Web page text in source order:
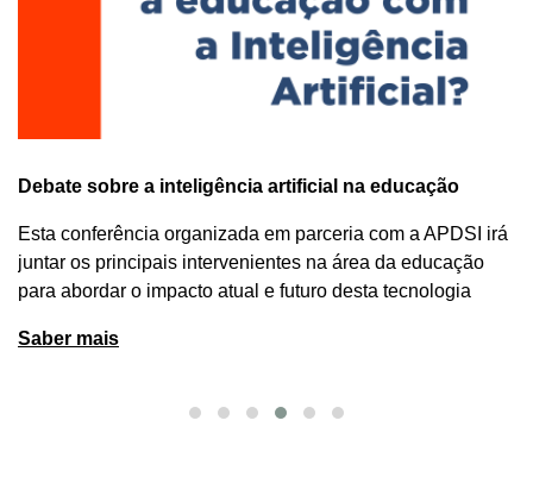
Debate sobre a inteligência artificial na educação
Esta conferência organizada em parceria com a APDSI irá
juntar os principais intervenientes na área da educação
para abordar o impacto atual e futuro desta tecnologia
Saber mais